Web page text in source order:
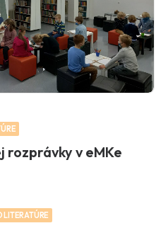
rozprávky v eMKe
LITERATÚRE